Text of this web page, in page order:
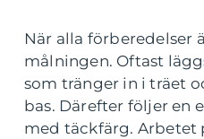
När alla förberedelser
målningen. Oftast
som tränger in i träet
bas. Därefter följer en
med täckfärg. Arbetet